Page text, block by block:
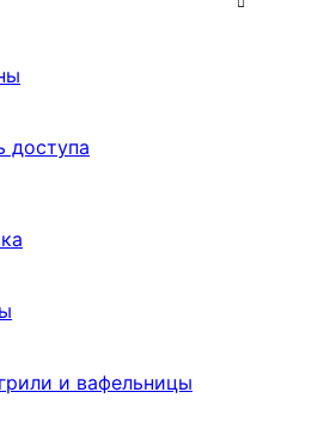
доступа
и вафельницы